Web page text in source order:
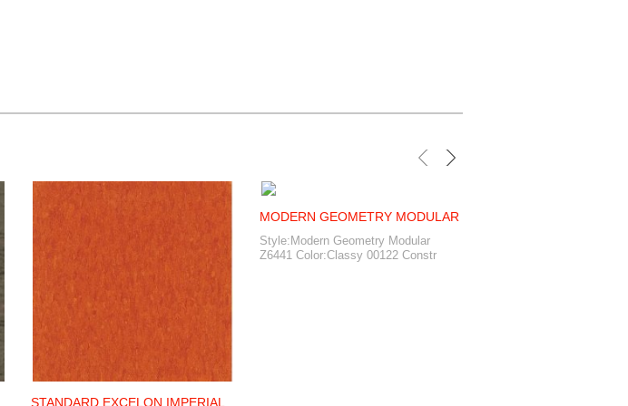
STANDARD EXCELON IMPERIAL
MODERN GEOMETRY MODULAR
Style:Modern Geometry Modular
Z6441 Color:Classy 00122 Constr